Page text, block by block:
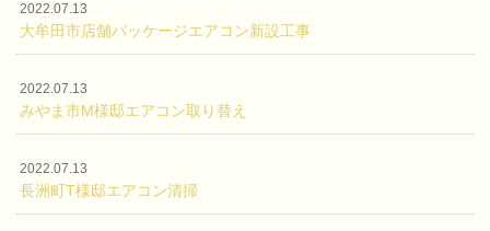
2022.07.13
大牟田市店舗パッケージエアコン新設工事
2022.07.13
みやま市M様邸エアコン取り替え
2022.07.13
長洲町T様邸エアコン清掃